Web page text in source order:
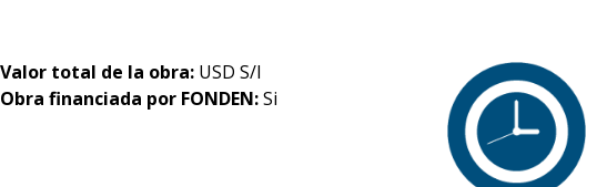
Valor total de la obra: USD S/I
Obra financiada por FONDEN:Si